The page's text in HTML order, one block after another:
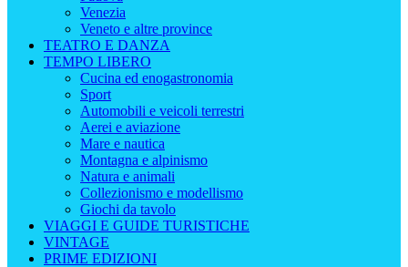
Venezia
Veneto e altre province
TEATRO E DANZA
TEMPO LIBERO
Cucina ed enogastronomia
Sport
Automobili e veicoli terrestri
Aerei e aviazione
Mare e nautica
Montagna e alpinismo
Natura e animali
Collezionismo e modellismo
Giochi da tavolo
VIAGGI E GUIDE TURISTICHE
VINTAGE
PRIME EDIZIONI